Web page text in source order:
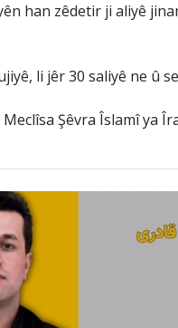
han zêdetir ji aliyê
li jêr 30 saliyê ne û
Şêvra Îslamî ya